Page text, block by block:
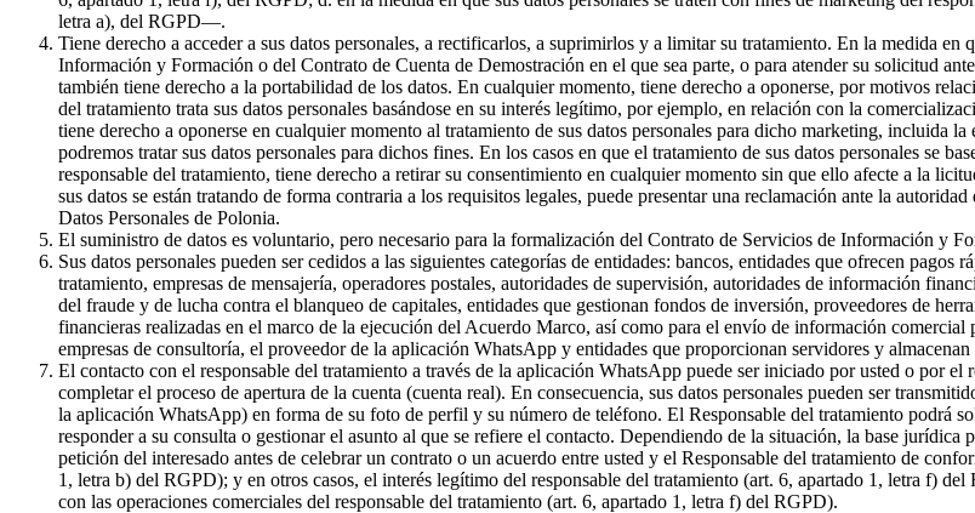
letra a), del RGPD—.
Tiene derecho a acceder a sus datos personales, a rectificarlos, a suprimirlos y a limitar su tratamiento. En la medida
Información y Formación o del Contrato de Cuenta de Demostración en el que sea parte, o para atender su solicitud
también tiene derecho a la portabilidad de los datos. En cualquier momento, tiene derecho a oponerse, por motivos
del tratamiento trata sus datos personales basándose en su interés legítimo, por ejemplo, en relación con la
tiene derecho a oponerse en cualquier momento al tratamiento de sus datos personales para dicho marketing, incluida
podremos tratar sus datos personales para dichos fines. En los casos en que el tratamiento de sus datos personales se
responsable del tratamiento, tiene derecho a retirar su consentimiento en cualquier momento sin que ello afecte a la
sus datos se están tratando de forma contraria a los requisitos legales, puede presentar una reclamación ante la
Datos Personales de Polonia.
El suministro de datos es voluntario, pero necesario para la formalización del Contrato de Servicios de Información y
Sus datos personales pueden ser cedidos a las siguientes categorías de entidades: bancos, entidades que ofrecen pagos
tratamiento, empresas de mensajería, operadores postales, autoridades de supervisión, autoridades de información
del fraude y de lucha contra el blanqueo de capitales, entidades que gestionan fondos de inversión, proveedores de
financieras realizadas en el marco de la ejecución del Acuerdo Marco, así como para el envío de información
empresas de consultoría, el proveedor de la aplicación WhatsApp y entidades que proporcionan servidores y almacenan
El contacto con el responsable del tratamiento a través de la aplicación WhatsApp puede ser iniciado por usted o por el
completar el proceso de apertura de la cuenta (cuenta real). En consecuencia, sus datos personales pueden ser
la aplicación WhatsApp) en forma de su foto de perfil y su número de teléfono. El Responsable del tratamiento podrá
responder a su consulta o gestionar el asunto al que se refiere el contacto. Dependiendo de la situación, la base jurídica
petición del interesado antes de celebrar un contrato o un acuerdo entre usted y el Responsable del tratamiento de
1, letra b) del RGPD); y en otros casos, el interés legítimo del responsable del tratamiento (art. 6, apartado 1, letra f)
con las operaciones comerciales del responsable del tratamiento (art. 6, apartado 1, letra f) del RGPD).